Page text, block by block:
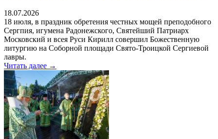
18.07.2026
18 июля, в праздник обретения честных мощей преподобного
Сергпия, игумена Радонежского, Святейший Патриарх
Московский и всея Руси Кирилл совершил Божественную
литургию на Соборной площади Свято-Троицкой Сергиевой
лавры.
Читать далее →